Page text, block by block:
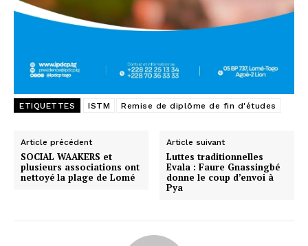
ETIQUETTES ISTM Remise de diplôme de fin d'études
Article précédent
SOCIAL WAAKERS et
plusieurs associations ont
nettoyé la plage de Lomé
Article suivant
Luttes traditionnelles
Evala : Faure Gnassingbé
donne le coup d’envoi à
Pya